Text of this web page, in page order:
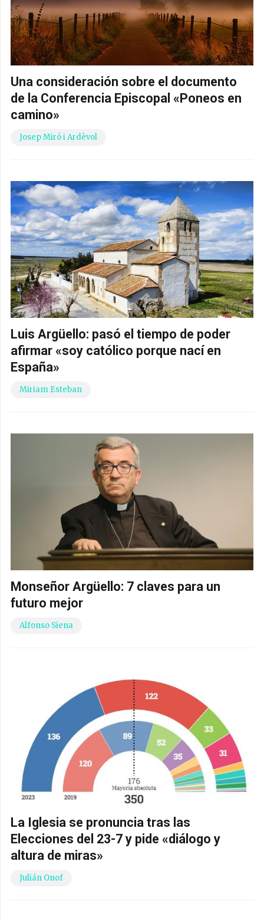
Una consideración sobre el documento
de la Conferencia Episcopal «Poneos en
camino»
Josep Miró i Ardèvol
Luis Argüello: pasó el tiempo de poder
afirmar «soy católico porque nací en
España»
Miriam Esteban
Monseñor Argüello: 7 claves para un
futuro mejor
Alfonso Siena
La Iglesia se pronuncia tras las
Elecciones del 23-7 y pide «diálogo y
altura de miras»
Julián Onof